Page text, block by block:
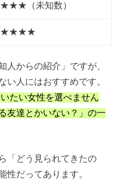
（未知数）
人からの紹介」ですが、
い人にはおすすめです。
たい女性を選べません
友達とかいない？」の一
「どう見られてきたの
性だってあります。